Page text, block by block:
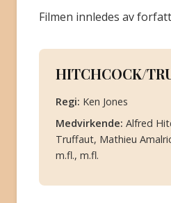
Filmen innledes av
HITCHCOCK/
Regi: Ken Jones
Medvirkende: Alfred
Truffaut, Mathieu
m.fl., m.fl.